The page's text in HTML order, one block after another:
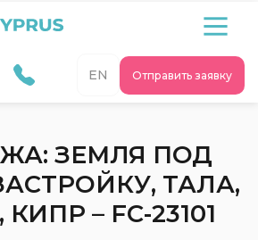
Отправить заявку
EN
ЗЕМЛЯ ПОД
ТАЛА,
– FC-23101